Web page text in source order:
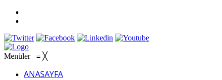
Menüler ≡ ╳
ANASAYFA